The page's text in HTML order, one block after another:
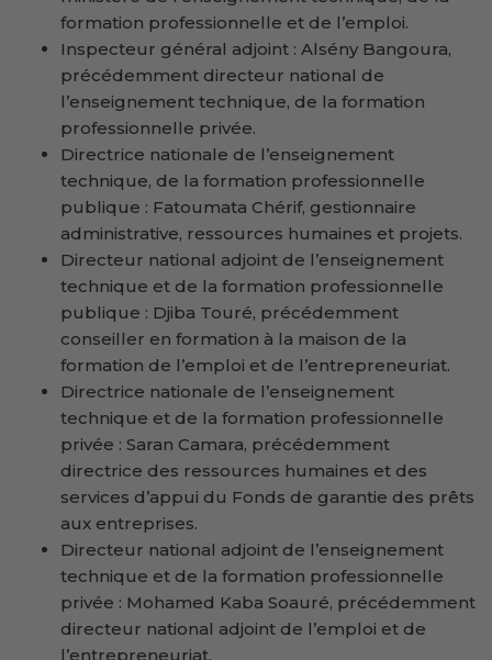
formation professionnelle et de l’emploi.
Inspecteur général adjoint : Alsény Bangoura,
précédemment directeur national de
l’enseignement technique, de la formation
professionnelle privée.
Directrice nationale de l’enseignement
technique, de la formation professionnelle
publique : Fatoumata Chérif, gestionnaire
administrative, ressources humaines et projets.
Directeur national adjoint de l’enseignement
technique et de la formation professionnelle
publique : Djiba Touré, précédemment
conseiller en formation à la maison de la
formation de l’emploi et de l’entrepreneuriat.
Directrice nationale de l’enseignement
technique et de la formation professionnelle
privée : Saran Camara, précédemment
directrice des ressources humaines et des
services d’appui du Fonds de garantie des prêts
aux entreprises.
Directeur national adjoint de l’enseignement
technique et de la formation professionnelle
privée : Mohamed Kaba Soauré, précédemment
directeur national adjoint de l’emploi et de
l’entrepreneuriat.